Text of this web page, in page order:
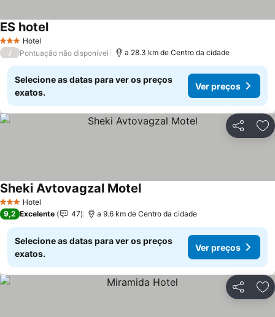
3 EstrelasHotel
ES hotel
/ Pontuação não disponível a 28.3 km de Centro da cidade
Selecione as datas para ver os preços
exatos.
Ver preços
Partilhar
3 EstrelasHotel
Sheki Avtovagzal Motel
9,2 Excelente 47 a 9.6 km de Centro da cidade
Selecione as datas para ver os preços
exatos.
Ver preços
Partilhar